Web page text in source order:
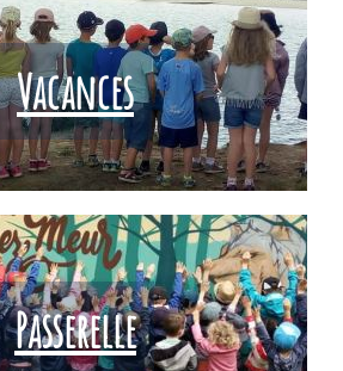
Vacances
Passerelle